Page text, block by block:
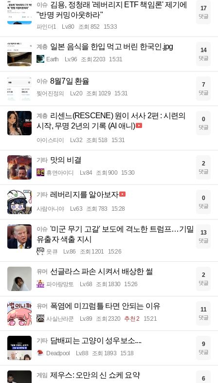
이슈 김용, 정청래 '레버리지 ETF 책임론' 제기에
"반명 커밍아웃하라"
파인더1 Lv.80 조회 852 15:33
17
댓글
계층 일본 음식을 한입 먹고 버린 한국인.jpg
Earth Lv.96 조회 2203 15:31
14
댓글
이슈 8월7일 환율
찢어진정의 Lv.20 조회 1029 15:31
7
댓글
계층 리센느(RESCENE) 원이 서사 2편 : 시련의
시작, 무명 2년의 기록 (AI 애니)
아이스티이 Lv.32 조회 518 15:31
0
댓글
기타 맛의 비결
휴면아이디 Lv.84 조회 900 15:30
2
댓글
기타 레버리지를 알아보자
사람아니야 Lv.63 조회 783 15:28
0
댓글
이슈 '미군 무기 고갈' 보도에 격노한 트럼프…기밀
유출자 색출 지시
읏큐 Lv.86 조회 1201 15:26
13
댓글
유머 선글라스 파손 시켜서 배상한 썰
파아랑망토 Lv.68 조회 1830 15:26
2
댓글
유머 폭염에 미끄럼틀 타면 안되는 이유
사실난라쿤 Lv.89 조회 2320 추천 2 15:21
11
댓글
기타 담배피는 고양이 성우보소....
Deadpool Lv.88 조회 1893 15:18
9
댓글
게임 제우스: 오만의 신 쇼케 요약 6